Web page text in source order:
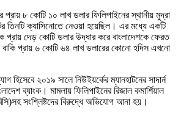
প্রায় ৮ কোটি ১০ লাখ ডলার ফিলিপাইনের স্থানীয় মুদ্রা
তিনটি ক্যাসিনোতে নেওয়া হয়েছিল। এর মধ্যে একটি
প্রায় দেড় কোটি ডলার উদ্ধার করে বাংলাদেশকে ফেরত
প্রায় ৬ কোটি ৬৪ লাখ ডলারের কোনো হদিস এখনো
হিসেবে ২০১৯ সালে নিউইয়র্কের ম্যানহাটনের সাদার্ন
ব্যাংক। মামলায় ফিলিপাইনের রিজাল কমার্শিয়াল
সংশ্লিষ্টদের বিরুদ্ধে অভিযোগ আনা হয়।